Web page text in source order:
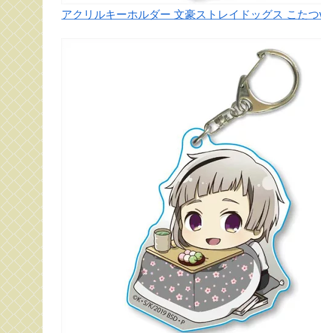
アクリルキーホルダー 文豪ストレイドッグス こた